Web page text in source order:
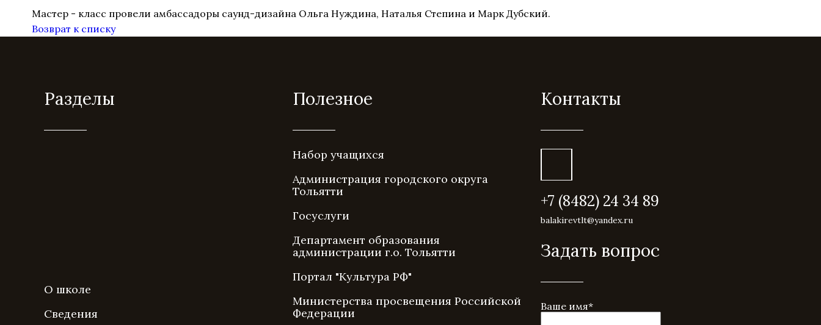
Мастер - класс провели амбассадоры саунд-дизайна Ольга Нуждина, Наталья Степина и Марк Дубский.
Возврат к списку
Разделы
О школе
Сведения
Полезное
Набор учащихся
Администрация городского округа
Тольятти
Госуслуги
Департамент образования
администрации г.о. Тольятти
Портал "Культура РФ"
Министерства просвещения Российской
Федерации
Контакты
+7 (8482) 24 34 89
balakirevtlt@yandex.ru
Задать вопрос
Ваше имя*